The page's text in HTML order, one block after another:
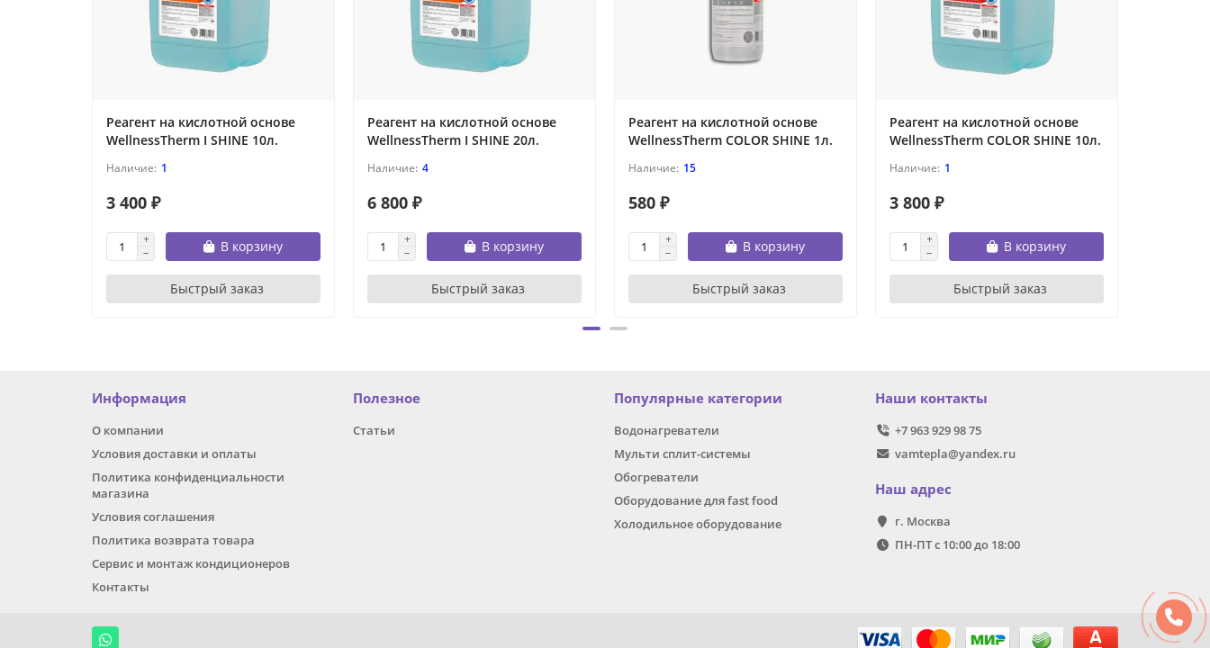
Реагент на кислотной основе
WellnessTherm I SHINE 10л.
1
3 400 ₽
В корзину
Быстрый заказ
Реагент на кислотной основе
WellnessTherm I SHINE 20л.
4
6 800 ₽
В корзину
Быстрый заказ
Реагент на кислотной основе
WellnessTherm COLOR SHINE 1л.
15
580 ₽
В корзину
Быстрый заказ
Реагент на кислотной основе
WellnessTherm COLOR SHINE 10л.
1
3 800 ₽
В корзину
Быстрый заказ
Информация
О компании
Условия доставки и оплаты
Политика конфиденциальности
магазина
Условия соглашения
Политика возврата товара
Сервис и монтаж кондиционеров
Контакты
Полезное
Статьи
Популярные категории
Водонагреватели
Мульти сплит-системы
Обогреватели
Оборудование для fast food
Холодильное оборудование
Наши контакты
+7 963 929 98 75
vamtepla@yandex.ru
Наш адрес
г. Москва
ПН-ПТ с 10:00 до 18:00